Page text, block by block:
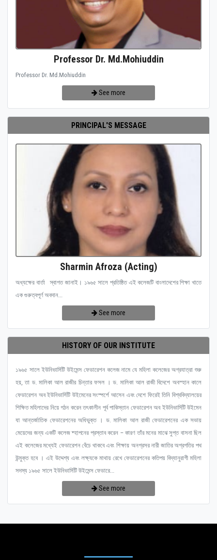
Professor Dr. Md.Mohiuddin
Professor Dr. Md.Mohiuddin
See more
PRINCIPAL'S MESSAGE
Sharmin Afroza (Acting)
অধ্যক্ষের বার্তা স্বাগত জানাই। ১৯৬৫ সালে প্রতিষ্ঠিত এই কলেজটি বাংলাদেশের শিক্ষা খাতে
এক গুরুত্বপূর্ণ অবদান...
See more
HISTORY OF OUR INSTITUTE
১৯৬৫ সালে ইউনিভার্সিটি উইমেন্স ফেডারেশন কলেজ নামে যে মহিলা কলেজের অগ্রযাত্রা শুরু
হয়, তা ড. মালিকা আল রাজীর চিন্তার ফসল । ড. মালিকা আল রাজী বিদেশে অবস্হান কালে
ফেডারেশন অব ইউনিভার্সিটি উইমেনের সংস্পর্শে আসেন এবং দেশে ফিরেই তিনি বিশ্ববিদ্যালয়ের
শিক্ষিত মহিলাদের নিয়ে গঠন করেন তৎকালীন পূর্ব পাকিস্তান ফেডারেশন অব ইউনিভার্সিটি উইমেন
যা আন্তর্জাতিক ফেডারেশনের অধিভুক্ত । ড. মালিকা আল রাজী ফেডারেশনের এক সভায়
মেয়েদের জন্য একটি কলেজ ষ্হাপনের প্রস্তাব করেন – কারণ তাঁর মনের মাঝে সুপ্ত বাসনা ছিল
এই কলেজের মধ্যেই ফেডারেশন বেঁচে থাকবে এবং শিক্ষায় অনগ্রসর নারী জাতির অগ্রগতির পথ
উন্মুক্ত হবে । এই উদ্দেশ্য এবং লক্ষ্যকে মাথায় রেখে ফেডারেশনের কতিপয় বিদ্যানুরাগী মহিলা
সদস্য ১৯৬৫ সালে ইউনিভার্সিটি উইমেন্স ফেডারে...
See more